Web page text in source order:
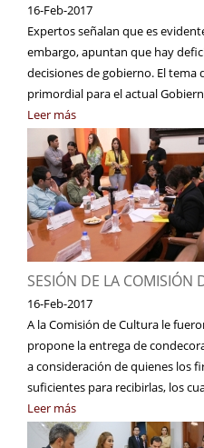
16-Feb-2017
Expertos señalan que es
embargo, apuntan que hay
decisiones de gobierno. El tema
primordial para el actual
Leer más
SESIÓN DE LA COMISIÓN
16-Feb-2017
A la Comisión de Cultura le
propone la entrega de
a consideración de quienes los
suficientes para recibirlas, los
Leer más